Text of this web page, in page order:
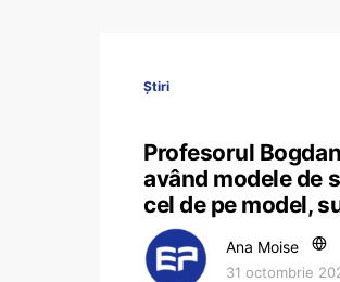
Știri
Profesorul
având modele de
cel de pe model,
Ana Moise
31 octombrie